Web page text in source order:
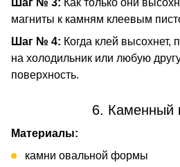
магниты к камням клеевым
Шаг № 4: Когда клей высохнет,
на холодильник или любую
поверхность.
6. Каменный
Материалы:
камни овальной формы